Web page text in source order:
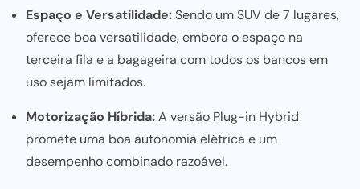
Espaço e Versatilidade:Sendo um SUV de 7 lugares,
oferece boa versatilidade, embora o espaço na
terceira fila e a bagageira com todos os bancos em
uso sejam limitados.
Motorização Híbrida:A versão Plug-in Hybrid
promete uma boa autonomia elétrica e um
desempenho combinado razoável.